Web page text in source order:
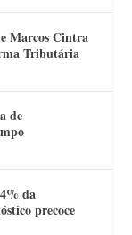
Marcos Cintra
Tributária
de
da
precoce